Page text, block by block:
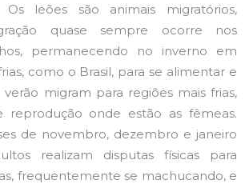
Os leões são animais migratórios,
quase sempre ocorre nos
permanecendo no inverno em
como o Brasil, para se alimentar e
verão migram para regiões mais frias,
reprodução onde estão as fêmeas.
de novembro, dezembro e janeiro
realizam disputas físicas para
frequentemente se machucando, e